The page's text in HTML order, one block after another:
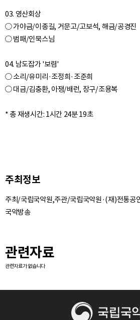
03. 영산회상
○ 가야금/이종길, 거문고/고보석, 해금/공경진
○ 범패/인묵스님
04. 남도잡가 '보렴'
○ 소리/유미리·조정희·조준희
○ 대금/김충환, 아쟁/배런, 장구/조용복
* 총 재생시간: 1시간 24분 19초
주최정보
주최/국립국악원,주관/국립국악원·(재)전통공
국악방송
관련자료
관련자료가 없습니다